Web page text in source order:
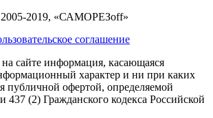
2019, «САМОРЕЗoff»
соглашение
на сайте информация, касающаяся
характер и ни при каких
публичной офертой, определяемой
437 (2) Гражданского кодекса Российской